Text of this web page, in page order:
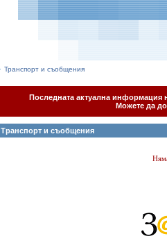
Транспорт и съобщения
Последната актуална информация
Можете да
Транспорт и съобщения